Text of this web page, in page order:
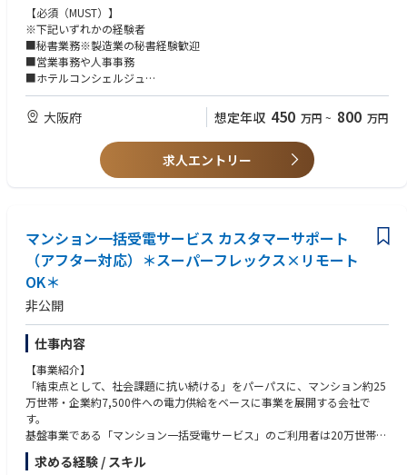
【所属組織】
（具体的な配属先は選考を通じて打診させて頂きます）
【必須（MUST）】
※下記いずれかの経験者
■秘書業務※製造業の秘書経験歓迎
■営業事務や人事事務
■ホテルコンシェルジュ
■客室業務員・グランドホステス
【歓迎（WANT）】
■上場企業（製造業など）の秘書業務経験者
■日常会話レベル以上の英語力
大阪府 想定年収 450 万円 ~ 800 万円
求人エントリー
マンション一括受電サービス カスタマーサポート
（アフター対応）＊スーパーフレックス×リモート
OK＊
非公開
仕事内容
【事業紹介】
「結束点として、社会課題に抗い続ける」をパーパスに、マンション約25
万世帯・企業約7,500件への電力供給をベースに事業を展開する会社で
す。
基盤事業である「マンション一括受電サービス」のご利用者は20万世帯を
超え、今後もさらなる増加が見込まれています。
求める経験 / スキル